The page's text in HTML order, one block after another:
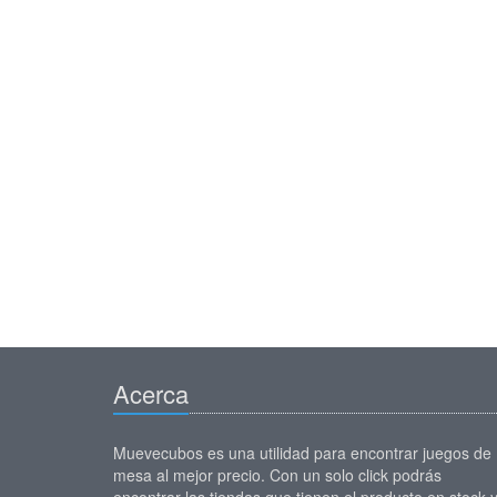
Acerca
Muevecubos es una utilidad para encontrar juegos de
mesa al mejor precio. Con un solo click podrás